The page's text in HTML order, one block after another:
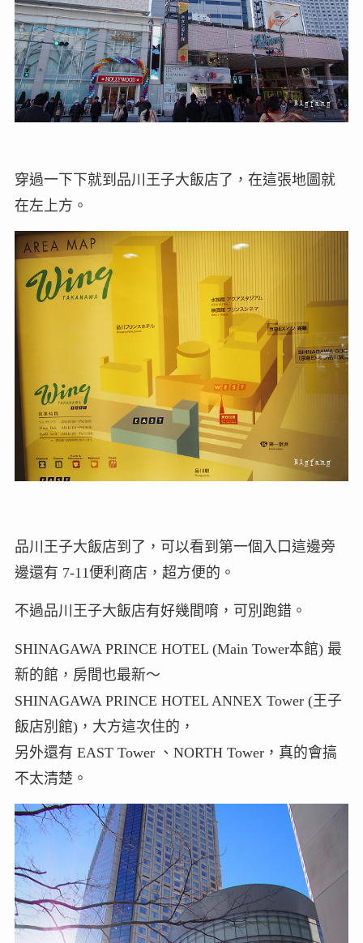
穿過一下下就到品川王子大飯店了，在這張地圖就
在左上方。
品川王子大飯店到了，可以看到第一個入口這邊旁
邊還有 7-11便利商店，超方便的。
不過品川王子大飯店有好幾間唷，可別跑錯。
SHINAGAWA PRINCE HOTEL (Main Tower本館) 最
新的館，房間也最新～
SHINAGAWA PRINCE HOTEL ANNEX Tower (王子
飯店別館)，大方這次住的，
另外還有 EAST Tower 、NORTH Tower，真的會搞
不太清楚。